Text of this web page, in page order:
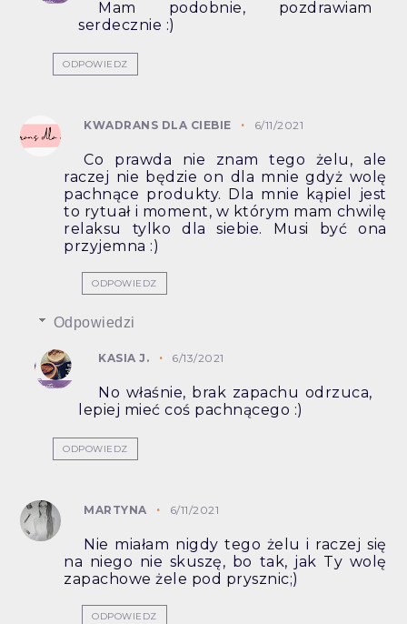
Mam podobnie, pozdrawiam
serdecznie :)
ODPOWIEDZ
KWADRANS DLA CIEBIE 6/11/2021
Co prawda nie znam tego żelu, ale
raczej nie będzie on dla mnie gdyż wolę
pachnące produkty. Dla mnie kąpiel jest
to rytuał i moment, w którym mam chwilę
relaksu tylko dla siebie. Musi być ona
przyjemna :)
ODPOWIEDZ
Odpowiedzi
KASIA J. 6/13/2021
No właśnie, brak zapachu odrzuca,
lepiej mieć coś pachnącego :)
ODPOWIEDZ
MARTYNA 6/11/2021
Nie miałam nigdy tego żelu i raczej się
na niego nie skuszę, bo tak, jak Ty wolę
zapachowe żele pod prysznic;)
ODPOWIEDZ